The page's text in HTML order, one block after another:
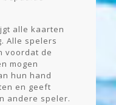
alle kaarten
Alle spelers
voordat de
mogen
hun hand
en geeft
andere speler.